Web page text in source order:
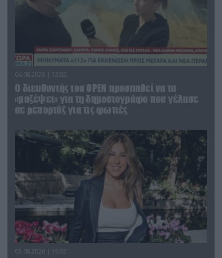
04.08.2026 | 12:02
O διευθυντής του OPEN προσπαθεί να τα
«μαζέψει» για τη δημοσιογράφο που γέλασε
σε ρεπορτάζ για τις φωτιές
03.08.2026 | 19:02